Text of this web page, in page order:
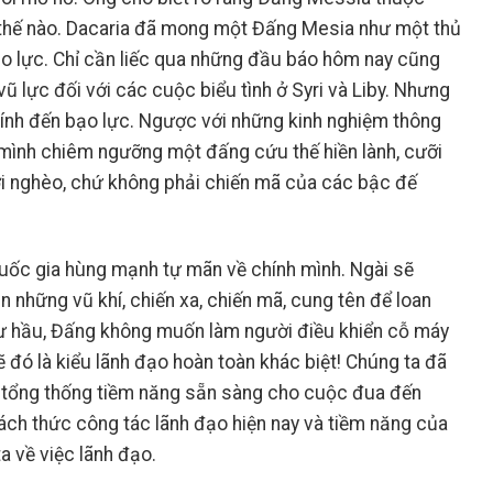
nào. Dacaria đã mong một Đấng Mesia như một thủ
lực. Chỉ cần liếc qua những đầu báo hôm nay cũng
lực đối với các cuộc biểu tình ở Syri và Liby. Nhưng
đến bạo lực. Ngược với những kinh nghiệm thông
chiêm ngưỡng một đấng cứu thế hiền lành, cưỡi
chứ không phải chiến mã của các bậc đế
gia hùng mạnh tự mãn về chính mình. Ngài sẽ
vũ khí, chiến xa, chiến mã, cung tên để loan
Đấng không muốn làm người điều khiển cỗ máy
là kiểu lãnh đạo hoàn toàn khác biệt! Chúng ta đã
thống tiềm năng sẵn sàng cho cuộc đua đến
thức công tác lãnh đạo hiện nay và tiềm năng của
về việc lãnh đạo.